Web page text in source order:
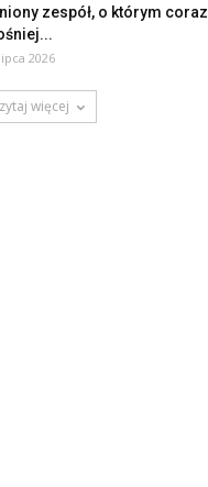
zespół, o którym coraz
2026
więcej